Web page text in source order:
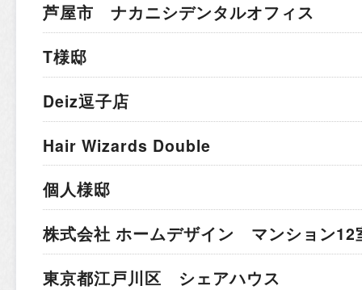
芦屋市 ナカニシデンタルオフィス
T様邸
Deiz逗子店
Hair Wizards Double
個人様邸
株式会社 ホームデザイン マンション12
東京都江戸川区 シェアハウス